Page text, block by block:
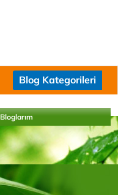
Blog Kategorileri
Bloglarım